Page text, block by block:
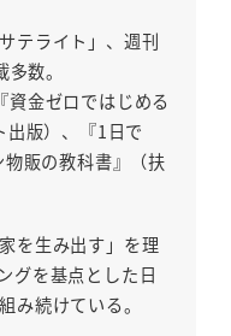
テライト」、週刊
数。
金ゼロではじめる
版）、『1日で
販の教科書』（扶
を生み出す」を理
グを基点とした日
み続けている。